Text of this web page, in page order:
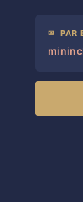
✉ PAR